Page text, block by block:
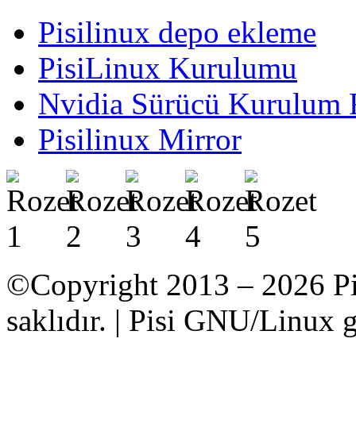
Pisilinux depo ekleme
PisiLinux Kurulumu
Nvidia Sürücü Kurulum
Pisilinux Mirror
©Copyright 2013 – 2026
saklıdır. | Pisi GNU/Linux